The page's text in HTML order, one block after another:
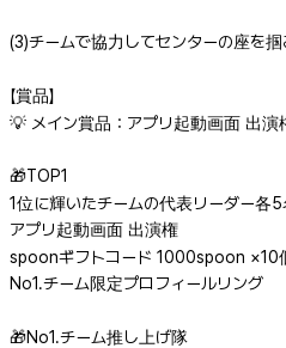
(3)チームで協力してセンターの座を
【賞品】
💡 メイン賞品：アプリ起動画面 出演
🎁TOP1
1位に輝いたチームの代表リーダー各5
アプリ起動画面 出演権
spoonギフトコード 1000spoon ×10
No1.チーム限定プロフィールリング
🎁No1.チーム推し上げ隊